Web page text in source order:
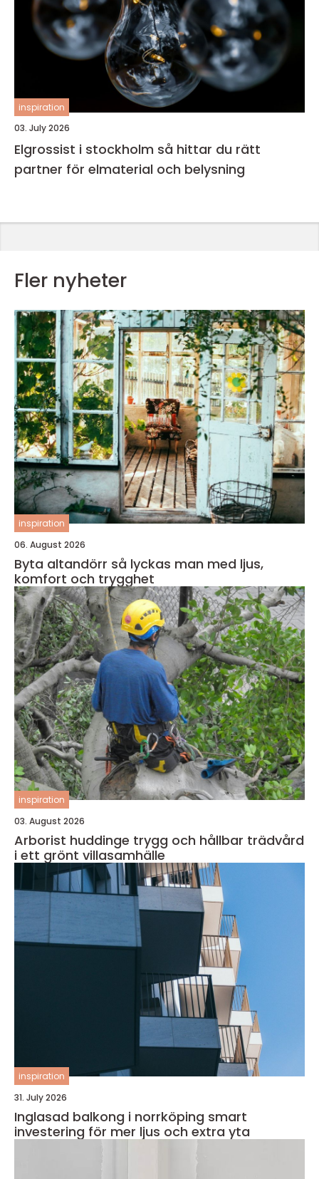
inspiration
03. July 2026
Elgrossist i stockholm så hittar du rätt
partner för elmaterial och belysning
Fler nyheter
inspiration
06. August 2026
Byta altandörr så lyckas man med ljus,
komfort och trygghet
inspiration
03. August 2026
Arborist huddinge trygg och hållbar trädvård
i ett grönt villasamhälle
inspiration
31. July 2026
Inglasad balkong i norrköping smart
investering för mer ljus och extra yta